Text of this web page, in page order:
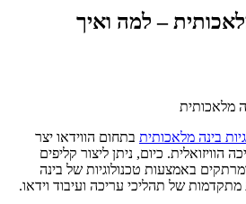
– למה ואיך
בינה מלאכותית בתחום הווידאו יצר
הוויזואלית. כיום, ניתן ליצור קליפים
באמצעות טכנולוגיות של בינה
של תהליכי עריכה ועיבוד וידאו.